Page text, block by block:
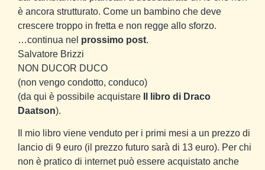
è ancora strutturato. Come un bambino che deve
crescere troppo in fretta e non regge allo sforzo.
…continua nel prossimo post.
Salvatore Brizzi
NON DUCOR DUCO
(non vengo condotto, conduco)
(da qui è possibile acquistare
Il libro di Draco
Daatson).
Il mio libro viene venduto per i primi mesi a un prezzo di
lancio di 9 euro (il prezzo futuro sarà di 13 euro). Per chi
non è pratico di internet può essere acquistato anche